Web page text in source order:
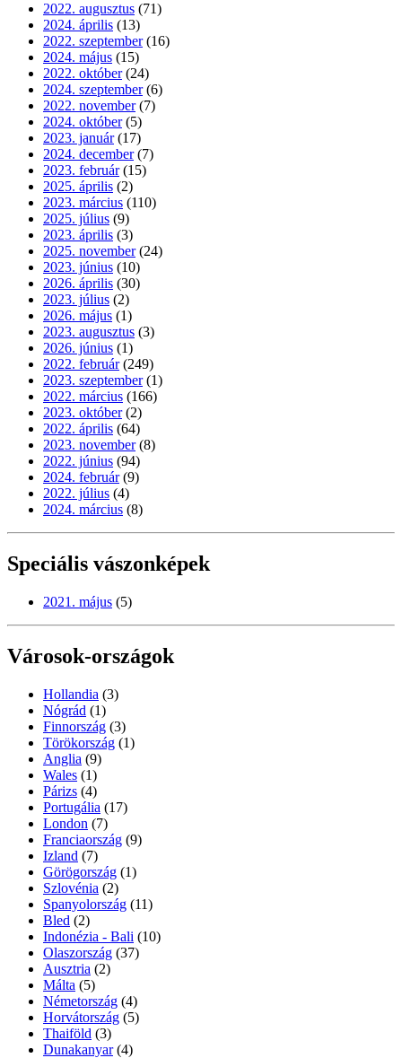
2022. augusztus (71)
2024. április (13)
2022. szeptember (16)
2024. május (15)
2022. október (24)
2024. szeptember (6)
2022. november (7)
2024. október (5)
2023. január (17)
2024. december (7)
2023. február (15)
2025. április (2)
2023. március (110)
2025. július (9)
2023. április (3)
2025. november (24)
2023. június (10)
2026. április (30)
2023. július (2)
2026. május (1)
2023. augusztus (3)
2026. június (1)
2022. február (249)
2023. szeptember (1)
2022. március (166)
2023. október (2)
2022. április (64)
2023. november (8)
2022. június (94)
2024. február (9)
2022. július (4)
2024. március (8)
Speciális vászonképek
2021. május (5)
Városok-országok
Hollandia (3)
Nógrád (1)
Finnország (3)
Törökország (1)
Anglia (9)
Wales (1)
Párizs (4)
Portugália (17)
London (7)
Franciaország (9)
Izland (7)
Görögország (1)
Szlovénia (2)
Spanyolország (11)
Bled (2)
Indonézia - Bali (10)
Olaszország (37)
Ausztria (2)
Málta (5)
Németország (4)
Horvátország (5)
Thaiföld (3)
Dunakanyar (4)